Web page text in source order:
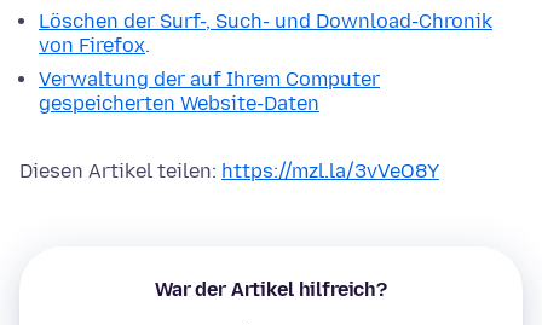
Löschen der Surf-, Such- und Download-Chronik
von Firefox.
Verwaltung der auf Ihrem Computer
gespeicherten Website-Daten
Diesen Artikel teilen: https://mzl.la/3vVeO8Y
War der Artikel hilfreich?